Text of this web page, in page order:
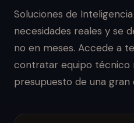
Soluciones de
necesidades reales y se
no en meses. Accede a
contratar equipo técnico
presupuesto de una gran